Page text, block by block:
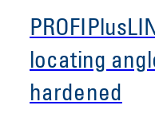
locating
hardened